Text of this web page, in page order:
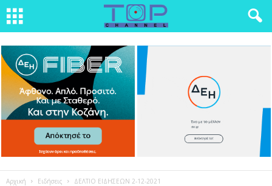
Αρχική Ειδήσεις ΔΕΛΤΙΟ ΕΙΔΗΣΕΩΝ 2-12-2021